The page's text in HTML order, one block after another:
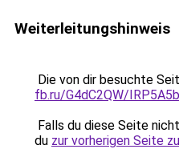
Weiterleitungshinweis
Die von dir besuchte
fb.ru/G4dC2QW/
Falls du diese Seite
du zur vorherigen Seite